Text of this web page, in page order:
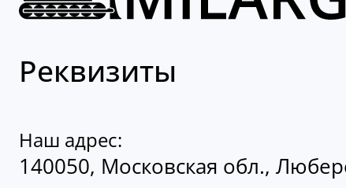
Реквизиты
Наш адрес:
140050, Московская обл.,